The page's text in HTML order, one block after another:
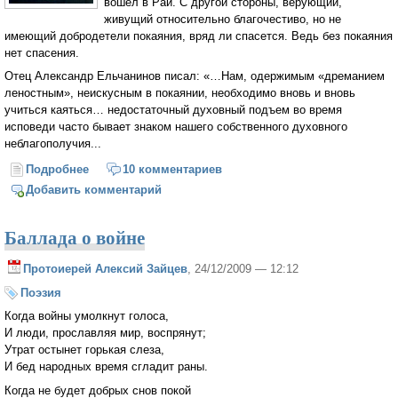
живущий относительно благочестиво, но не
имеющий добродетели покаяния, вряд ли спасется. Ведь без покаяния
нет спасения.
Отец Александр Ельчанинов писал: «…Нам, одержимым «дреманием
леностным», неискусным в покаянии, необходимо вновь и вновь
учиться каяться… недостаточный духовный подъем во время
исповеди часто бывает знаком нашего собственного духовного
неблагополучия...
Подробнее о Жажда очищения... и оживание для святости
10 комментариев
Добавить комментарий
Баллада о войне
Протоиерей Алексий Зайцев , 24/12/2009 — 12:12
Поэзия
Когда войны умолкнут голоса,
И люди, прославляя мир, воспрянут;
Утрат остынет горькая слеза,
И бед народных время сгладит раны.
Когда не будет добрых снов покой